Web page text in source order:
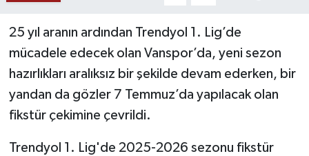
25 yıl aranın ardından Trendyol 1. Lig’de
mücadele edecek olan Vanspor’da, yeni sezon
hazırlıkları aralıksız bir şekilde devam ederken, bir
yandan da gözler 7 Temmuz’da yapılacak olan
fikstür çekimine çevrildi.
Trendyol 1. Lig'de 2025-2026 sezonu fikstür